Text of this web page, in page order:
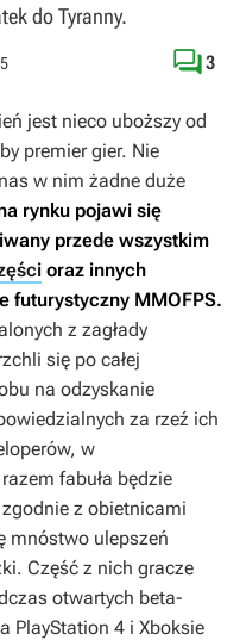
do Tyranny.
3
jest nieco uboższy od
premier gier. Nie
w nim żadne duże
rynku pojawi się
przede wszystkim
oraz innych
futurystyczny MMOFPS.
z zagłady
się po całej
na odzyskanie
za rzeź ich
w
fabuła będzie
z obietnicami
mnóstwo ulepszeń
Część z nich gracze
otwartych beta-
PlayStation 4 i Xboksie